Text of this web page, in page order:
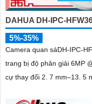
DAHUA DH-IPC-
5%-35%
Camera quan sáDH-IPC-
trang bị độ phân giải 6MP
cự thay đổi 2. 7 mm–13. 5